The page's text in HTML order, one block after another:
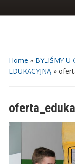
Home » BYLIŚMY U
EDUKACYJNĄ»